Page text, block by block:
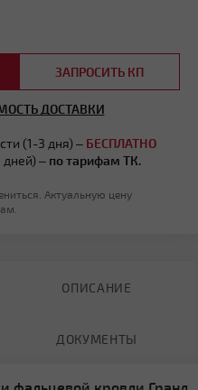
ЗАПРОСИТЬ КП
ДОСТАВКИ
(1-3 дня) – БЕСПЛАТНО
дней) – по тарифам ТК.
Актуальную цену
ОПИСАНИЕ
ДОКУМЕНТЫ
фальцевой кровли Гранд